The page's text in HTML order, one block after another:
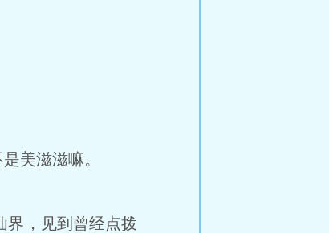
美滋滋嘛。
，见到曾经点拨